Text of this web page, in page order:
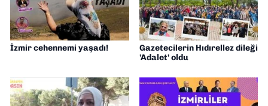
İzmir cehennemi yaşadı!
Gazetecilerin Hıdırellez dileği
'Adalet' oldu